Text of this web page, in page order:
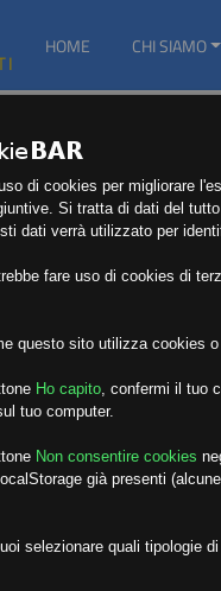
HOME CHI SIAMO
di cookies per migliorare
Si tratta di dati del
dati verrà utilizzato per
fare uso di cookies di
questo sito utilizza cookies
Ho capito confermi il tuo
tuo computer.
Non consentire cookies
già presenti
selezionare quali tipologie